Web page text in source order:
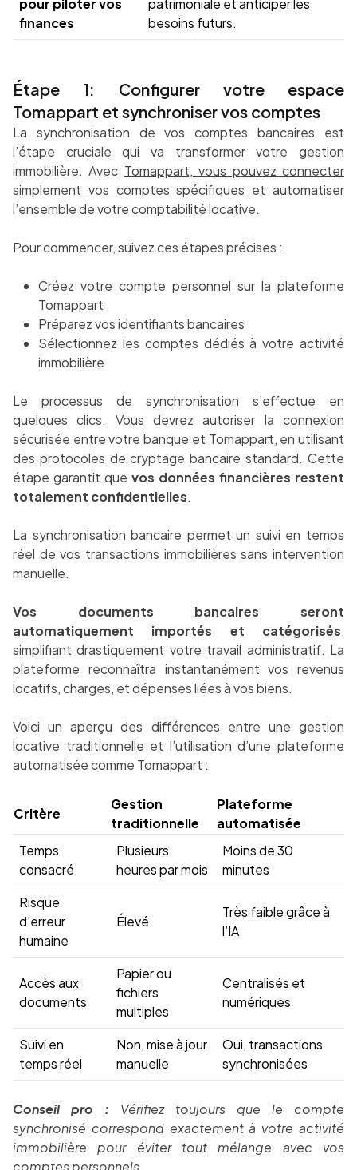
pour piloter vos
finances
patrimoniale et anticiper les
besoins futurs.
Étape 1: Configurer votre espace
Tomappart et synchroniser vos comptes
La synchronisation de vos comptes bancaires est
l’étape cruciale qui va transformer votre gestion
immobilière. Avec Tomappart, vous pouvez connecter
simplement vos comptes spécifiques et automatiser
l’ensemble de votre comptabilité locative.
Pour commencer, suivez ces étapes précises :
Créez votre compte personnel sur la plateforme
Tomappart
Préparez vos identifiants bancaires
Sélectionnez les comptes dédiés à votre activité
immobilière
Le processus de synchronisation s’effectue en
quelques clics. Vous devrez autoriser la connexion
sécurisée entre votre banque et Tomappart, en utilisant
des protocoles de cryptage bancaire standard. Cette
étape garantit que vos données financières restent
totalement confidentielles.
La synchronisation bancaire permet un suivi en temps
réel de vos transactions immobilières sans intervention
manuelle.
Vos documents bancaires seront
automatiquement importés et catégorisés,
simplifiant drastiquement votre travail administratif. La
plateforme reconnaîtra instantanément vos revenus
locatifs, charges, et dépenses liées à vos biens.
Voici un aperçu des différences entre une gestion
locative traditionnelle et l’utilisation d’une plateforme
automatisée comme Tomappart :
Critère
Gestion
traditionnelle
Plateforme
automatisée
Temps
consacré
Plusieurs
heures par mois
Moins de 30
minutes
Risque
d’erreur
humaine
Élevé
Très faible grâce à
l’IA
Accès aux
documents
Papier ou
fichiers
multiples
Centralisés et
numériques
Suivi en
temps réel
Non, mise à jour
manuelle
Oui, transactions
synchronisées
Conseil pro :
Vérifiez toujours que le compte
synchronisé correspond exactement à votre activité
immobilière pour éviter tout mélange avec vos
comptes personnels.